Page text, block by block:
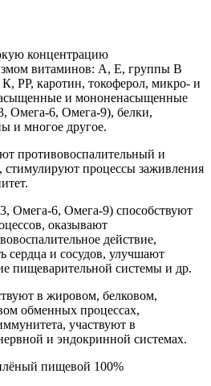
концентрацию
витаминов: А, Е, группы В
РР, каротин, токоферол, микро- и
и мононенасыщенные
Омега-6, Омега-9), белки,
и многое другое.
противовоспалительный и
стимулируют процессы заживления
Омега-6, Омега-9) способствуют
оказывают
действие,
сердца и сосудов, улучшают
пищеварительной системы и др.
в жировом, белковом,
обменных процессах,
участвуют в
и эндокринной системах.
пищевой 100%